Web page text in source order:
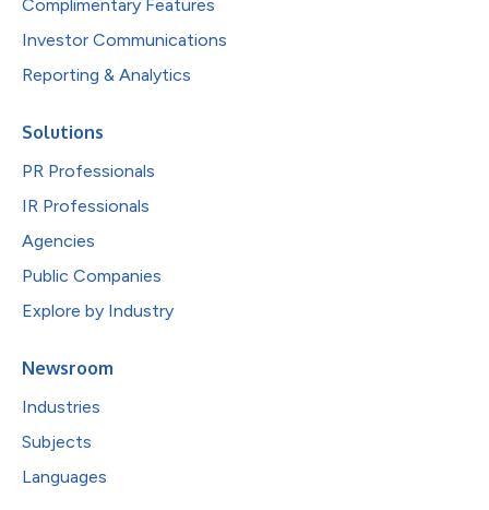
Complimentary Features
Investor Communications
Reporting & Analytics
Solutions
PR Professionals
IR Professionals
Agencies
Public Companies
Explore by Industry
Newsroom
Industries
Subjects
Languages